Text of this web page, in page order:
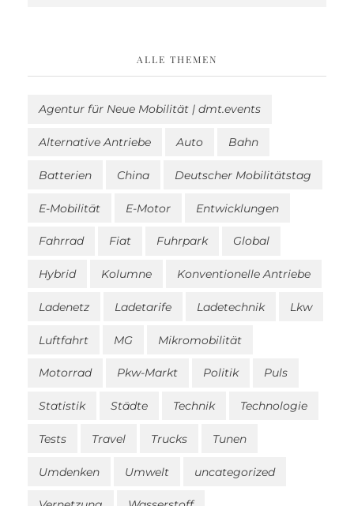
ALLE THEMEN
Agentur für Neue Mobilität | dmt.events
Alternative Antriebe Auto Bahn
Batterien China Deutscher Mobilitätstag
E-Mobilität E-Motor Entwicklungen
Fahrrad Fiat Fuhrpark Global
Hybrid Kolumne Konventionelle Antriebe
Ladenetz Ladetarife Ladetechnik Lkw
Luftfahrt MG Mikromobilität
Motorrad Pkw-Markt Politik Puls
Statistik Städte Technik Technologie
Tests Travel Trucks Tunen
Umdenken Umwelt uncategorized